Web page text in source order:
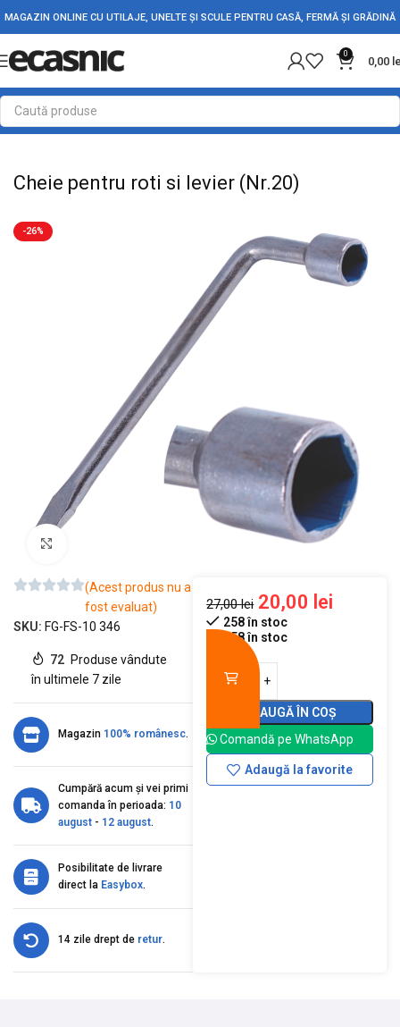
MAGAZIN ONLINE CU UTILAJE, UNELTE ȘI SCULE PENTRU CASĂ, FERMĂ ȘI GRĂDINĂ
0
0,00
Prima pagină Scule - Unelte Chei, capete tubulare si truse
Cheie pentru roti si levier (Nr.20)
-26%
(Acest produs nu a
fost evaluat)
SKU: FG-FS-10 346
72 Produse vândute
în ultimele 7 zile
Magazin 100% românesc.
Cumpără acum și vei primi
comanda în perioada: 10
august - 12 august.
Posibilitate de livrare
direct la Easybox.
14 zile drept de retur.
27,00lei 20,00 lei
258 în stoc
258 în stoc
ADAUGĂ ÎN COȘ
Comandă pe WhatsApp
Adaugă la favorite